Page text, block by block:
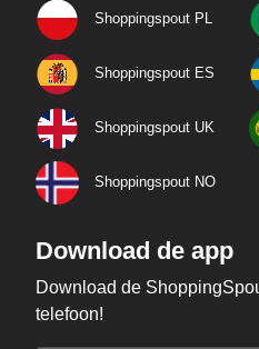
Shoppingspout PL
Shoppingspout ES
Shoppingspout UK
Shoppingspout NO
Download de app
Download de
telefoon!